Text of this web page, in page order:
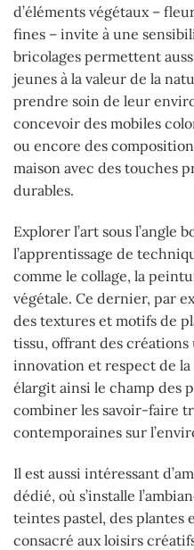
d’éléments végétaux –
fines – invite à une
bricolages permettent
jeunes à la valeur de la
prendre soin de leur
concevoir des mobiles
ou encore des
maison avec des touches
durables.
Explorer l’art sous l’angle
l’apprentissage de
comme le collage, la
végétale. Ce dernier, par
des textures et motifs de
tissu, offrant des
innovation et respect de
élargit ainsi le champ des
combiner les savoir-faire
contemporaines sur
Il est aussi intéressant
dédié, où s’installe
teintes pastel, des plantes
consacré aux loisirs